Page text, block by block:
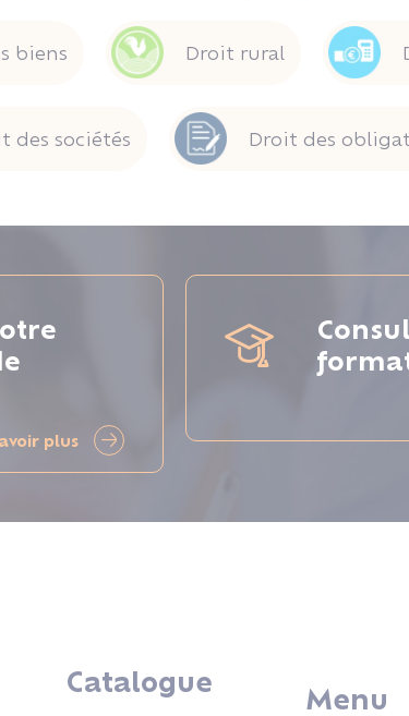
biens Droit rural
des sociétés Droit des
plus
Catalogue Menu